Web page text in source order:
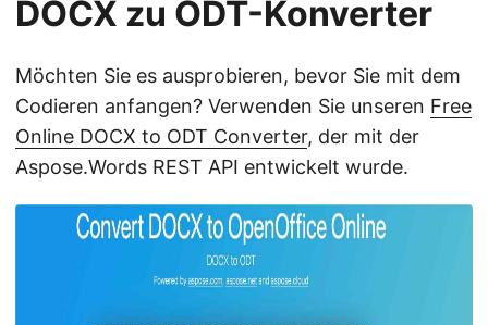
DOCX zu ODT-Konverter
Möchten Sie es ausprobieren, bevor Sie mit dem
Codieren anfangen? Verwenden Sie unseren Free
Online DOCX to ODT Converter, der mit der
Aspose.Words REST API entwickelt wurde.